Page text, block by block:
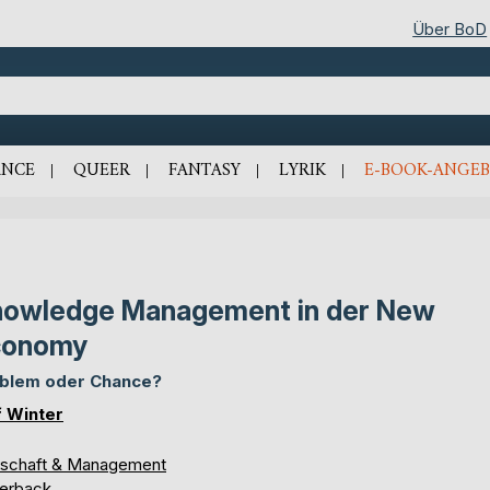
Über BoD
QUEER FANTASY LYRIK E-BOOK-
Management in der New
oder Chance?
Winter
& Management